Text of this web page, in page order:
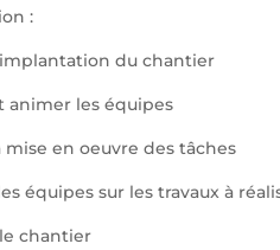
:
du chantier
animer les équipes
mise en oeuvre des tâches
équipes sur les travaux à
chantier